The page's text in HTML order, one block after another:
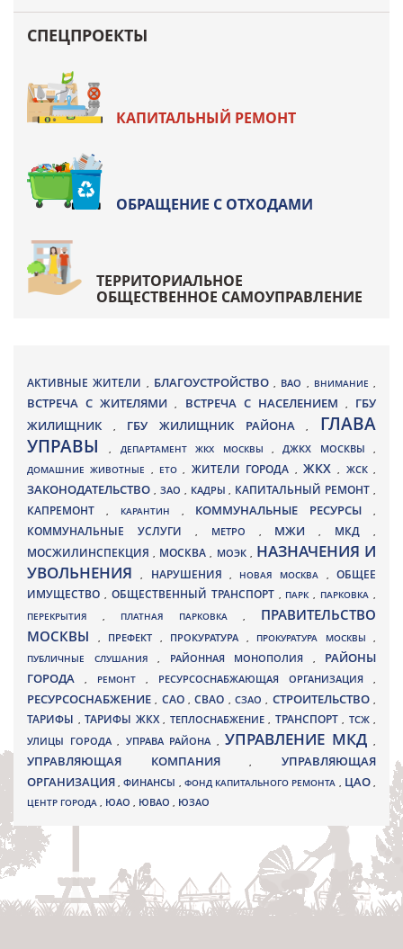
СПЕЦПРОЕКТЫ
КАПИТАЛЬНЫЙ РЕМОНТ
ОБРАЩЕНИЕ С ОТХОДАМИ
ТЕРРИТОРИАЛЬНОЕ
ОБЩЕСТВЕННОЕ САМОУПРАВЛЕНИЕ
АКТИВНЫЕ ЖИТЕЛИ , БЛАГОУСТРОЙСТВО , ВАО , ВНИМАНИЕ ,
ВСТРЕЧА С ЖИТЕЛЯМИ, ВСТРЕЧА С НАСЕЛЕНИЕМ , ГБУ
ЖИЛИЩНИК
, ГБУ ЖИЛИЩНИК РАЙОНА, ГЛАВА
УПРАВЫ, ДЕПАРТАМЕНТ ЖКХ МОСКВЫ ,ДЖКХ МОСКВЫ ,
ДОМАШНИЕ ЖИВОТНЫЕ , ЕТО, ЖИТЕЛИ ГОРОДА , ЖКХ, ЖСК,
ЗАКОНОДАТЕЛЬСТВО , ЗАО , КАДРЫ, КАПИТАЛЬНЫЙ РЕМОНТ ,
КАПРЕМОНТ , КАРАНТИН , КОММУНАЛЬНЫЕ РЕСУРСЫ,
КОММУНАЛЬНЫЕ УСЛУГИ , МЕТРО , МЖИ, МКД ,
МОСЖИЛИНСПЕКЦИЯ, МОСКВА , МОЭК , НАЗНАЧЕНИЯ И
УВОЛЬНЕНИЯ, НАРУШЕНИЯ , НОВАЯ МОСКВА ,ОБЩЕЕ
ИМУЩЕСТВО , ОБЩЕСТВЕННЫЙ ТРАНСПОРТ , ПАРК, ПАРКОВКА ,
ПЕРЕКРЫТИЯ , ПЛАТНАЯ ПАРКОВКА , ПРАВИТЕЛЬСТВО
МОСКВЫ
, ПРЕФЕКТ , ПРОКУРАТУРА , ПРОКУРАТУРА МОСКВЫ ,
ПУБЛИЧНЫЕ СЛУШАНИЯ , РАЙОННАЯ МОНОПОЛИЯ , РАЙОНЫ
ГОРОДА
, РЕМОНТ , РЕСУРСОСНАБЖАЮЩАЯ ОРГАНИЗАЦИЯ ,
РЕСУРСОСНАБЖЕНИЕ, САО,СВАО ,СЗАО, СТРОИТЕЛЬСТВО,
ТАРИФЫ , ТАРИФЫ ЖКХ , ТЕПЛОСНАБЖЕНИЕ , ТРАНСПОРТ , ТСЖ ,
УЛИЦЫ ГОРОДА , УПРАВА РАЙОНА , УПРАВЛЕНИЕ МКД ,
УПРАВЛЯЮЩАЯ КОМПАНИЯ,УПРАВЛЯЮЩАЯ
ОРГАНИЗАЦИЯ,ФИНАНСЫ , ФОНД КАПИТАЛЬНОГО РЕМОНТА , ЦАО,
ЦЕНТР ГОРОДА , ЮАО , ЮВАО , ЮЗАО